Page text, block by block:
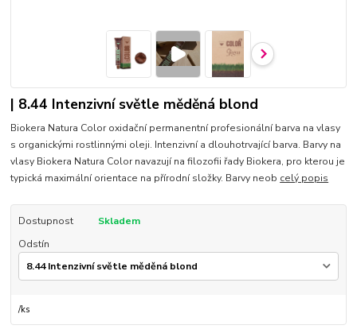
| 8.44 Intenzivní světle měděná blond
Biokera Natura Color oxidační permanentní profesionální barva na vlasy
s organickými rostlinnými oleji. Intenzivní a dlouhotrvající barva. Barvy na
vlasy Biokera Natura Color navazují na filozofii řady Biokera, pro kterou je
typická maximální orientace na přírodní složky. Barvy neob celý popis
Dostupnost
Skladem
Odstín
/ks